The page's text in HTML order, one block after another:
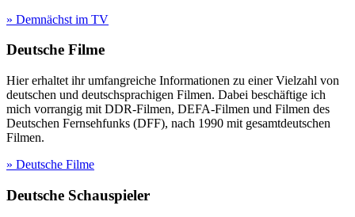
» Demnächst im TV
Deutsche Filme
Hier erhaltet ihr umfangreiche Informationen zu einer Vielzahl von
deutschen und deutschsprachigen Filmen. Dabei beschäftige ich
mich vorrangig mit DDR-Filmen, DEFA-Filmen und Filmen des
Deutschen Fernsehfunks (DFF), nach 1990 mit gesamtdeutschen
Filmen.
» Deutsche Filme
Deutsche Schauspieler